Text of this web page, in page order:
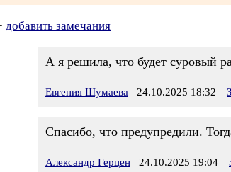
добавить замечания
А я решила, что будет суровый
Евгения Шумаева 24.10.2025 18:32
Спасибо, что предупредили.
Александр Герцен 24.10.2025 19:04